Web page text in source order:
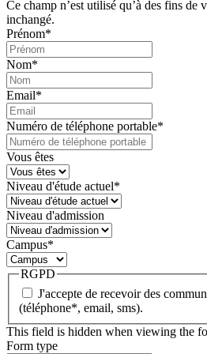
Ce champ n’est utilisé qu’à des fins de
inchangé.
Prénom*
Nom*
Email*
Numéro de téléphone portable*
Vous êtes
Niveau d'étude actuel*
Niveau d'admission
Campus*
RGPD
J'accepte de recevoir des
(téléphone*, email, sms).
This field is hidden when viewing the
Form type